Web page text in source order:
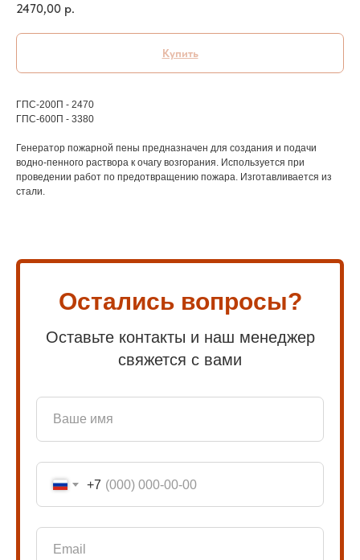
2470,00 р.
Купить
ГПС-200П - 2470
ГПС-600П - 3380
Генератор пожарной пены предназначен для создания и подачи
водно-пенного раствора к очагу возгорания. Используется при
проведении работ по предотвращению пожара. Изготавливается из
стали.
Остались вопросы?
Оставьте контакты и наш менеджер
свяжется с вами
+7